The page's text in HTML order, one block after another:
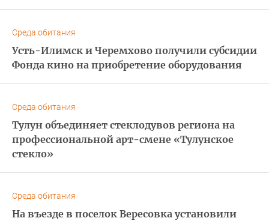
Среда обитания
Усть-Илимск и Черемхово получили субсидии
Фонда кино на приобретение оборудования
Среда обитания
Тулун объединяет стеклодувов региона на
профессиональной арт-смене «Тулунское
стекло»
Среда обитания
На въезде в поселок Вересовка установили